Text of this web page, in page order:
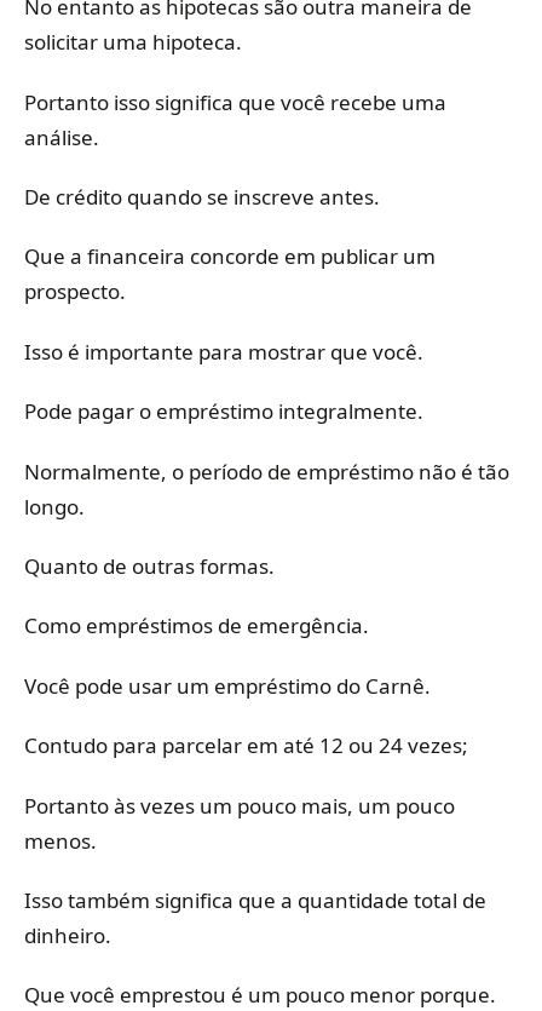
No entanto as hipotecas são outra maneira de
solicitar uma hipoteca.
Portanto isso significa que você recebe uma
análise.
De crédito quando se inscreve antes.
Que a financeira concorde em publicar um
prospecto.
Isso é importante para mostrar que você.
Pode pagar o empréstimo integralmente.
Normalmente, o período de empréstimo não é tão
longo.
Quanto de outras formas.
Como empréstimos de emergência.
Você pode usar um empréstimo do Carnê.
Contudo para parcelar em até 12 ou 24 vezes;
Portanto às vezes um pouco mais, um pouco
menos.
Isso também significa que a quantidade total de
dinheiro.
Que você emprestou é um pouco menor porque.